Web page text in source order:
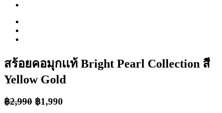
สร้อยคอมุกเเท้ Bright Pearl Collection สี
Yellow Gold
฿2,990 ฿1,990